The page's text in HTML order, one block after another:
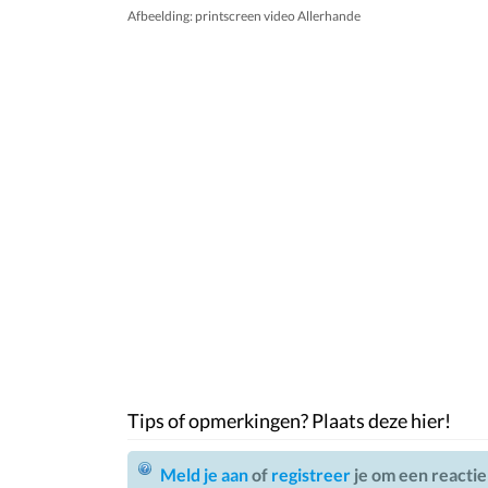
Afbeelding: printscreen video Allerhande
Tips of opmerkingen? Plaats deze hier!
Meld je aanof registreer je om een